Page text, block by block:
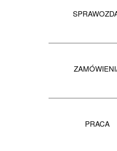
PRACA